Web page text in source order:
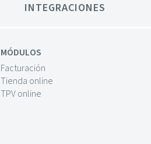
INTEGRACIONES
MÓDULOS
Facturación
Tienda online
TPV online